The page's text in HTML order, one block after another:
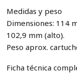
Medidas y peso
Dimensiones: 114
102,9 mm (alto).
Peso aprox.
Ficha técnica